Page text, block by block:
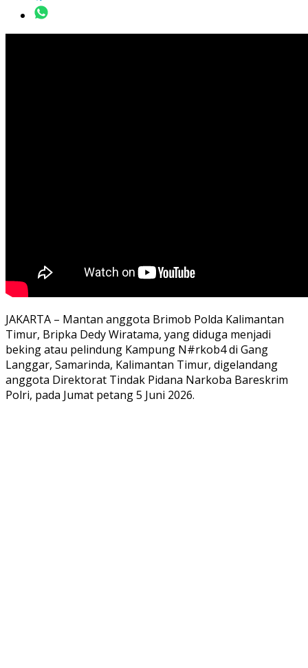
JAKARTA – Mantan anggota Brimob Polda Kalimantan
Timur, Bripka Dedy Wiratama, yang diduga menjadi
beking atau pelindung Kampung N#rkob4 di Gang
Langgar, Samarinda, Kalimantan Timur, digelandang
anggota Direktorat Tindak Pidana Narkoba Bareskrim
Polri, pada Jumat petang 5 Juni 2026.